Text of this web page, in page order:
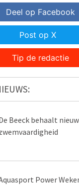
Deel op Facebook
Post op X
Tip de redactie
Beeck behaalt
Power